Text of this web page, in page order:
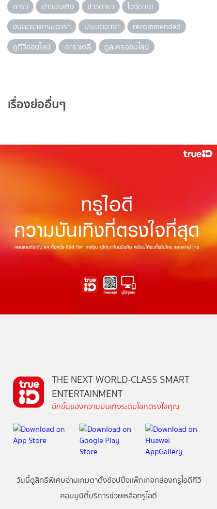
ดารา ข่าวบันเทิง ข่าวดารา
ไอจีดารา
อินสตราแกรมดารา
ประวัติดารา
recommended
ดูทีวีออนไลน์
ดาราเดลี่ ดูละครออนไลน์
เรื่องย่ออื่นๆ
THE NEXT WORLD-CLASS SMART
ENTERTAINMENT
อีกขั้นของความบันเทิงระดับโลกตรงใจคุณ
วันนี้ดูสิทธิพิเศษอ่านเกมตาตั้งช้อปปิ้งแพ็กเกจกล่องทรูไอดีทีวี
คอมมูนิตี้บริการช่วยเหลือทรูไอดี